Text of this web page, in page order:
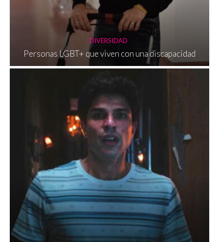
DIVERSIDAD
Personas LGBT+ que viven con una discapacidad